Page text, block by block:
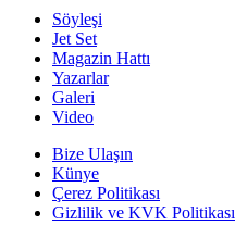
Söyleşi
Jet Set
Magazin Hattı
Yazarlar
Galeri
Video
Bize Ulaşın
Künye
Çerez Politikası
Gizlilik ve KVK Politikası